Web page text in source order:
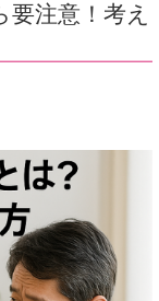
注意！考え